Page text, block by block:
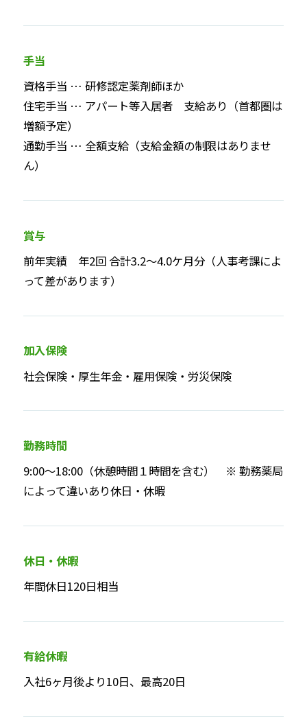
手当
資格手当 … 研修認定薬剤師ほか
住宅手当 … アパート等入居者 支給あり（首都圏は
増額予定）
通勤手当 … 全額支給（支給金額の制限はありませ
ん）
賞与
前年実績 年2回 合計3.2～4.0ケ月分（人事考課によ
って差があります）
加入保険
社会保険・厚生年金・雇用保険・労災保険
勤務時間
9:00～18:00（休憩時間１時間を含む） ※ 勤務薬局
によって違いあり休日・休暇
休日・休暇
年間休日120日相当
有給休暇
入社6ヶ月後より10日、最高20日